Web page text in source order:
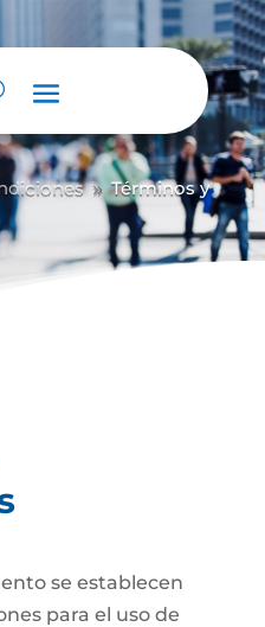
9 Términos y
se establecen
para el uso de